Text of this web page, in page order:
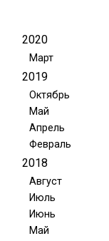
2020
Март
2019
Октябрь
Май
Апрель
Февраль
2018
Август
Июль
Июнь
Май